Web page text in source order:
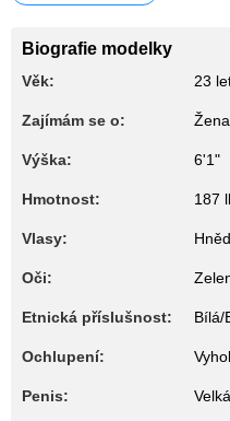
Biografie modelky
Věk: 23
Zajímám se o: Žena
Výška: 6'1"
Hmotnost: 187
Vlasy:
Oči:
Etnická příslušnost: Bílá/
Ochlupení:
Penis: Velká